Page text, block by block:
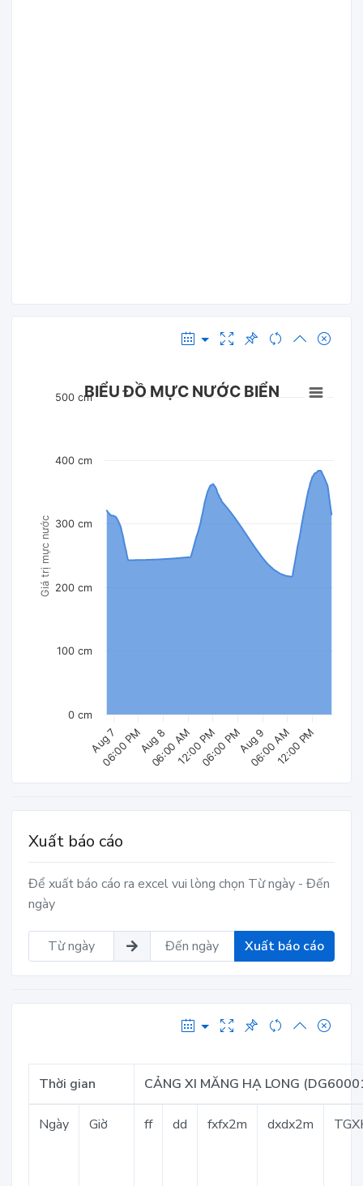
Giá trị mực nước
BIỂU ĐỒ MỰC NƯỚC BIỂN
Aug 7
06:00 PMAug 8
06:00 AM12:00 PM06:00 PMAug 9
06:00 AM12:00 PM
0 cm
100 cm
200 cm
300 cm
400 cm
500 cm
Xuất báo cáo
Để xuất báo cáo ra excel vui lòng chọn Từ ngày - Đến
ngày
Xuất báo cáo
Thời gian CẢNG XI MĂNG HẠ LONG
Ngày Giờ ff dd fxfx2m dxdx2m